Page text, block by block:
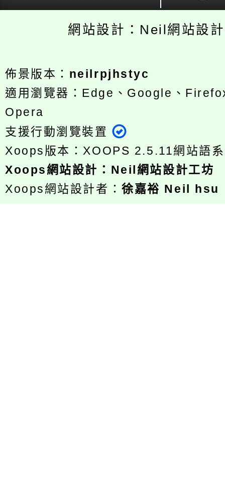
網站設計：Neil網站設
佈景版本： neilrpjhstyc
適用瀏覽器：Edge、Google、
Opera
支援行動瀏覽裝置
Xoops版本： XOOPS 2.5.11網站語
Xoops網站設計 ： Neil網站設計工坊
Xoops網站設計者：徐嘉裕 Neil hsu